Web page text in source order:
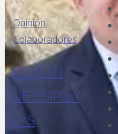
Opinión
Colaboradores
EL MITO
DE SÍSIFO Y
LAS